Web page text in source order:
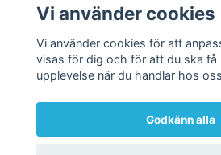
Sociala medier
Vi använder cookies
Vi använder cookies för att
visas för dig och för att du ska få
upplevelse när du handlar hos
Godkänn alla